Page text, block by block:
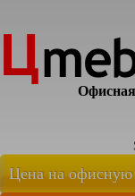
Офисная
Цена на офисную